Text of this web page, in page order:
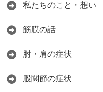
私たちのこと・想い
筋膜の話
肘・肩の症状
股関節の症状